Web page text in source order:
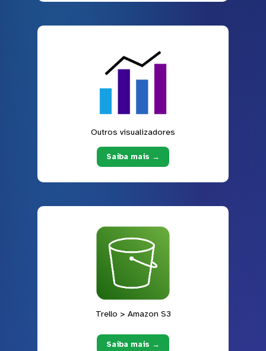
Outros visualizadores
Saiba mais →
Trello > Amazon S3
Saiba mais →